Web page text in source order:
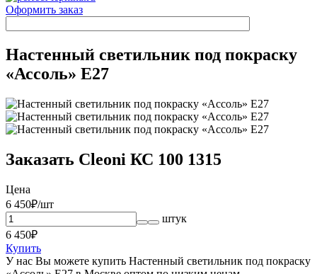
Оформить заказ
Настенный светильник под покраску
«Ассоль» E27
Заказать Cleoni КС 100 1315
Цена
6 450₽/шт
штук
6 450₽
Купить
У нас Вы можете купить Настенный светильник под покраску